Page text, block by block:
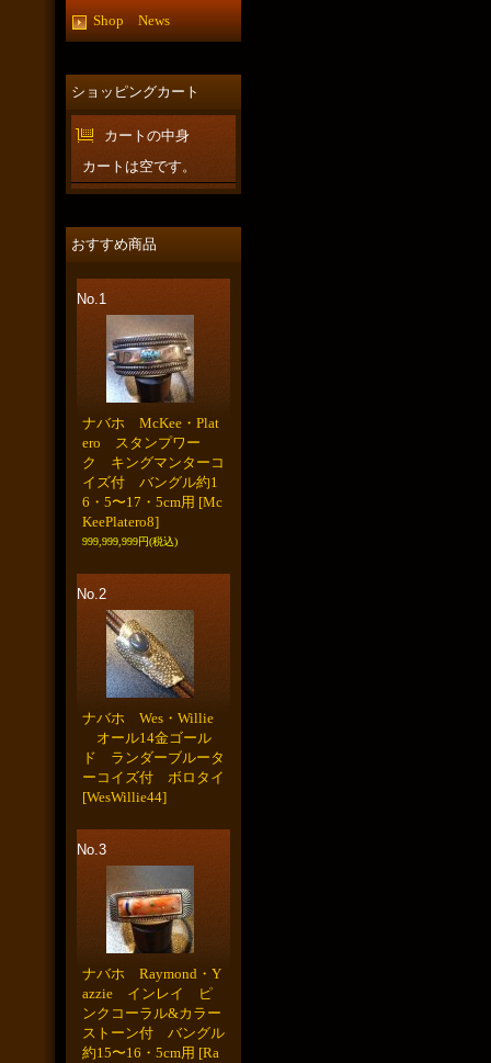
Shop News
ショッピングカート
カートの中身
カートは空です。
おすすめ商品
No.1
ナバホ McKee・Plat
ero スタンプワー
ク キングマンターコ
イズ付 バングル約1
6・5〜17・5cm用 [Mc
KeePlatero8]
999,999,999円(税込)
No.2
ナバホ Wes・Willie
オール14金ゴール
ド ランダーブルータ
ーコイズ付 ボロタイ
[WesWillie44]
No.3
ナバホ Raymond・Y
azzie インレイ ピ
ンクコーラル&カラー
ストーン付 バングル
約15〜16・5cm用 [Ra